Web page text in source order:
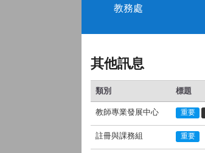
教務處
其他訊息
類別 標題
教師專業發展中心 重要
註冊與課務組 重要